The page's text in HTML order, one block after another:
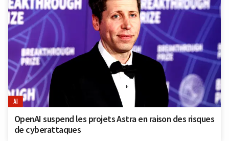
AI
OpenAI suspend les projets Astra en raison des risques
de cyberattaques